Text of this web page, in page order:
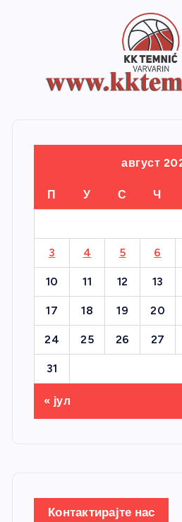
август
П У С Ч
3 4 5 6
10 11 12 13
17 18 19 20
24 25 26 27
31
« јул
Контактирајте нас